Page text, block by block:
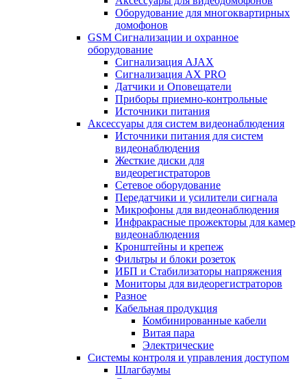
Оборудование для многоквартирных
домофонов
GSM Сигнализации и охранное
оборудование
Сигнализация AJAX
Сигнализация AX PRO
Датчики и Оповещатели
Приборы приемно-контрольные
Источники питания
Аксессуары для систем видеонаблюдения
Источники питания для систем
видеонаблюдения
Жесткие диски для
видеорегистраторов
Сетевое оборудование
Передатчики и усилители сигнала
Микрофоны для видеонаблюдения
Инфракрасные прожекторы для камер
видеонаблюдения
Кронштейны и крепеж
Фильтры и блоки розеток
ИБП и Стабилизаторы напряжения
Мониторы для видеорегистраторов
Разное
Кабельная продукция
Комбинированные кабели
Витая пара
Электрические
Системы контроля и управления доступом
Шлагбаумы